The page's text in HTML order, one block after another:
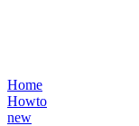
Home
Howto
new